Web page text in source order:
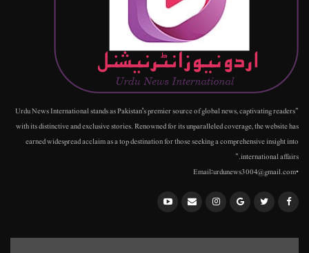
"Urdu News International stands as Pakistan's premier source of global news, captivating readers
with its distinctive and exclusive stories. Renowned for its unparalleled coverage, the website has
earned widespread acclaim as a top destination for those seeking a comprehensive insight into
international affairs."
•Email:urdunews3004@gmail.com